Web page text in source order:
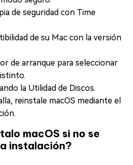
de seguridad con Time
de su Mac con la versión
de arranque para seleccionar
la Utilidad de Discos.
reinstale macOS mediante el
macOS si no se
instalación?